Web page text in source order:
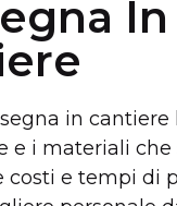
In
in cantiere
e i materiali che
costi e tempi di